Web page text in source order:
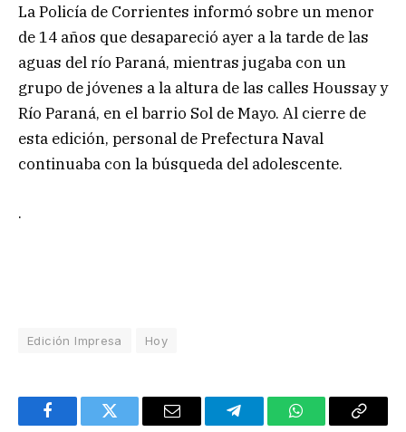
La Policía de Corrientes informó sobre un menor
de 14 años que desapareció ayer a la tarde de las
aguas del río Paraná, mientras jugaba con un
grupo de jóvenes a la altura de las calles Houssay y
Río Paraná, en el barrio Sol de Mayo. Al cierre de
esta edición, personal de Prefectura Naval
continuaba con la búsqueda del adolescente.
.
Edición Impresa Hoy
FacebookTwitter Email TelegramWhatsAppCopy